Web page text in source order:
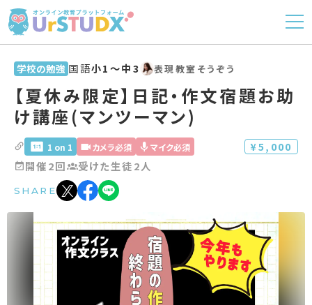
学校の勉強 国語小1〜中3 表現教室そうぞう
【夏休み限定】日記・作文宿題お助
け講座(マンツーマン)
1 on 1 カメラ必須 マイク必須
¥5,000
開催2回
受けた生徒2人
SHARE